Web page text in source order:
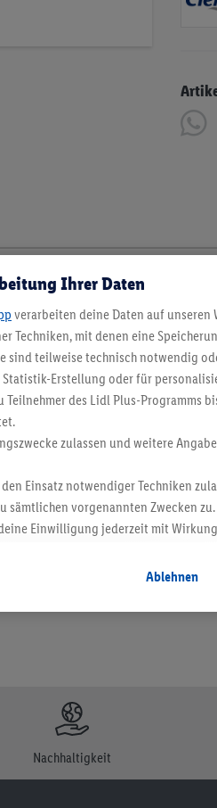
Die hier beworbenen Produkte, vor
Nachhaltigkeit
Ihrer Daten
verarbeiten deine Daten auf unseren
Techniken, mit denen eine
sind teilweise technisch notwendig
Erstellung oder für
des Lidl Plus-Programms
zulassen und weitere
Einsatz notwendiger Techniken
sämtlichen vorgenannten Zwecken
Einwilligung jederzeit mit
Ablehnen